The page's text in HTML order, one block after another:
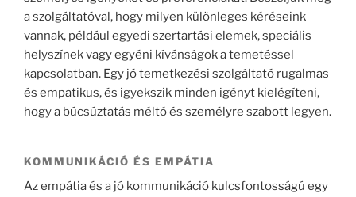
a szolgáltatóval, hogy milyen különleges kéréseink
vannak, például egyedi szertartási elemek, speciális
helyszínek vagy egyéni kívánságok a temetéssel
kapcsolatban. Egy jó temetkezési szolgáltató rugalmas
és empatikus, és igyekszik minden igényt kielégíteni,
hogy a búcsúztatás méltó és személyre szabott legyen.
KOMMUNIKÁCIÓ ÉS EMPÁTIA
Az empátia és a jó kommunikáció kulcsfontosságú egy